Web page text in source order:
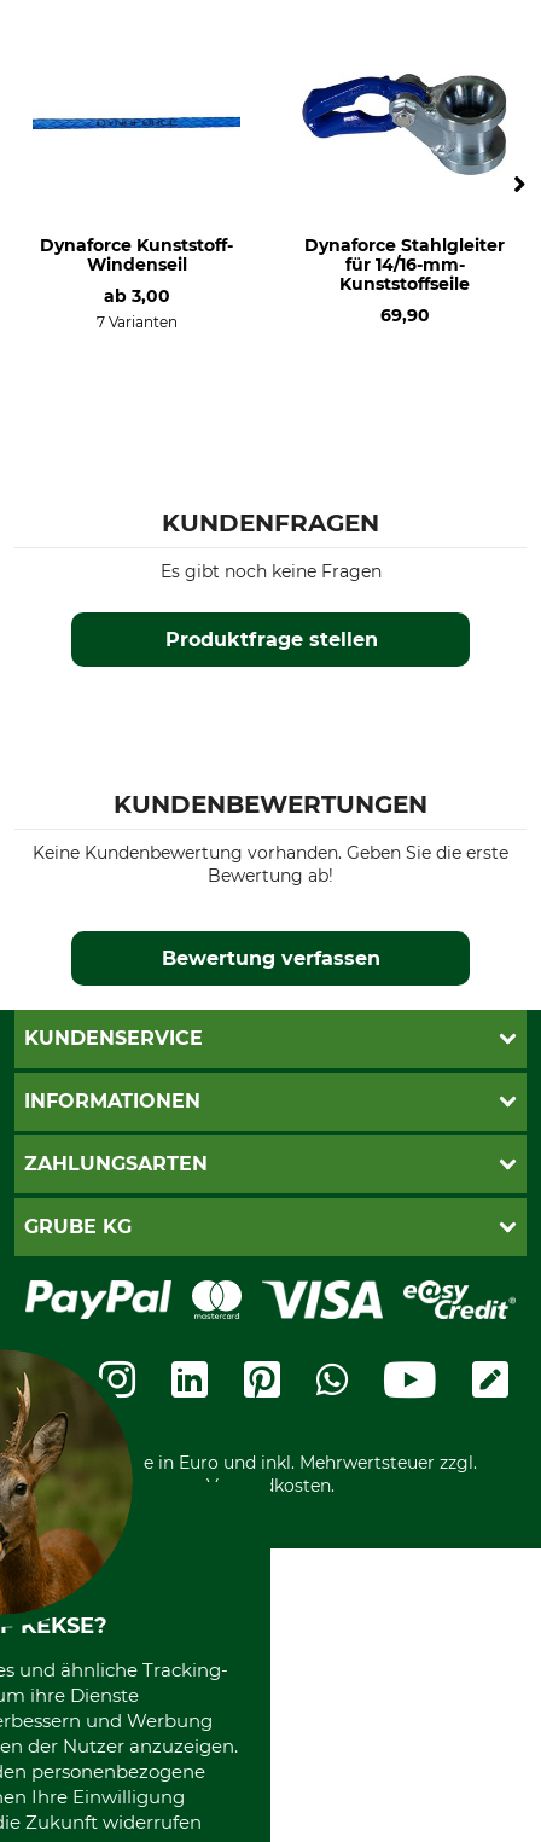
Dynaforce Kunststoff-
Windenseil
ab 3,00
7 Varianten
Dynaforce Stahlgleiter
für 14/16-mm-
Kunststoffseile
69,90
KUNDENFRAGEN
Produktfrage stellen
Es gibt noch keine Fragen
KUNDENBEWERTUNGEN
Keine Kundenbewertung vorhanden. Geben Sie die erste
Bewertung ab!
Bewertung verfassen
KUNDENSERVICE
Live-Shopping
Seilwindenprüfung
Cookie-Einstellungen
INFORMATIONEN
AGB
Bestellung widerrufen
Widerrufsformular
Kostenloser Rückversand
Nachhaltigkeit
Entsorgung und Umwelt
Datenschutz Print
ZAHLUNGSARTEN
PayPal
Bankeinzug
Ratenkauf
Vorkasse
GRUBE KG
Leitbild
Karriere
Ladengeschäft
Motorgeräteshop
Über uns
Community
International
Kooperationen
Alle Preise in Euro und inkl. Mehrwertsteuer zzgl.
Versandkosten.
KEKSE?
und ähnliche Tracking-
ihre Dienste
und Werbung
der Nutzer anzuzeigen.
personenbezogene
Ihre Einwilligung
Zukunft widerrufen